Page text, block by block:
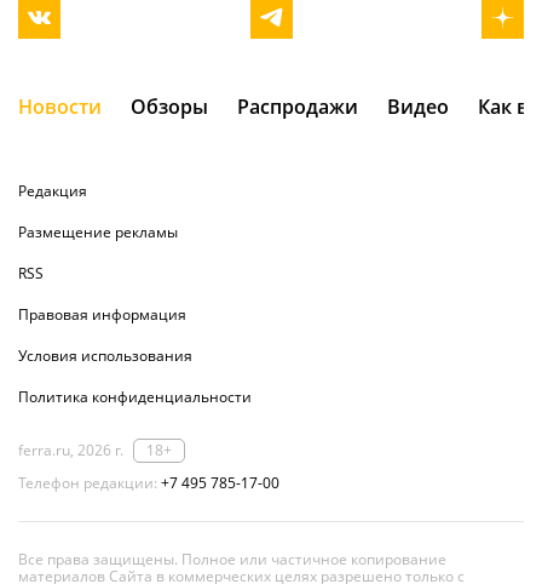
Новости Обзоры Распродажи Видео Как
Редакция
Размещение рекламы
RSS
Правовая информация
Условия использования
Политика конфиденциальности
ferra.ru, 2026 г.
18+
Телефон редакции: +7 495 785-17-00
Все права защищены. Полное или частичное копирование
материалов Сайта в коммерческих целях разрешено только с